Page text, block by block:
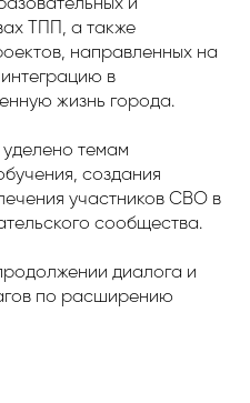
и
ТПП, а также
направленных на
в
жизнь города.
темам
создания
участников СВО в
сообщества.
диалога и
по расширению